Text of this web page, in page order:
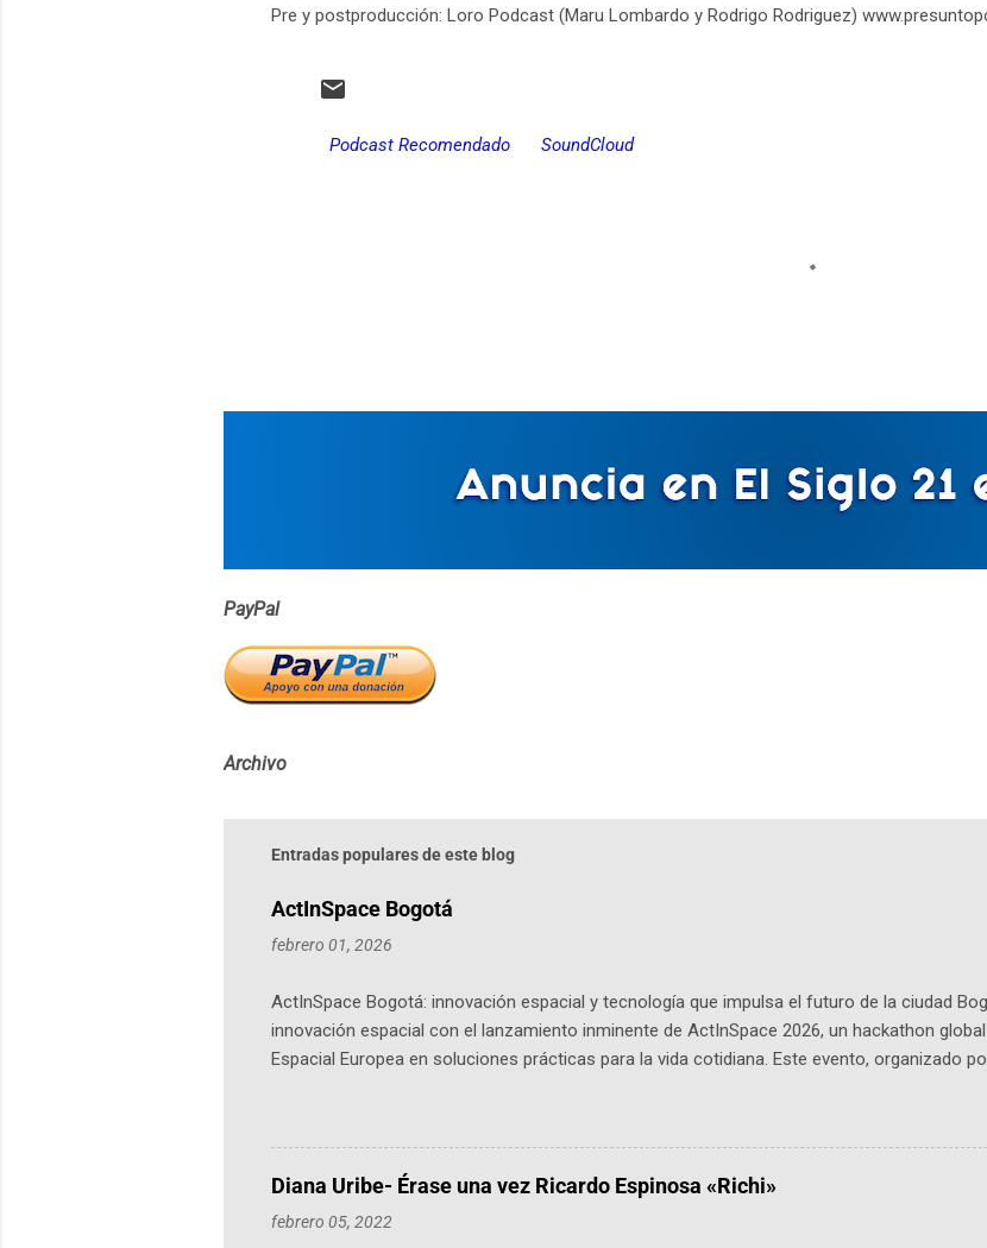
Pre y postproducción: Loro Podcast (Maru Lombardo y Rodrigo Rodriguez)
Podcast Recomendado SoundCloud
a
PayPal
Archivo
Entradas populares de este blog
ActInSpace Bogotá
febrero 01, 2026
ActInSpace Bogotá: innovación espacial y tecnología que impulsa el futuro de la ciudad
innovación espacial con el lanzamiento inminente de ActInSpace 2026, un hackathon
Espacial Europea en soluciones prácticas para la vida cotidiana. Este evento, organizado
emprendedores y estudiantes. Qué es ActInSpace y por qué importa en Bogotá
más de 60 ciudades, donde participantes tienen 24 horas para idear startups basadas en
datos orbitales. En Bogotá, arranca con un evento gratuito el 30 de enero a las 10:00 a. m.
Diana Uribe- Érase una vez Ricardo Espinosa «Richi»
febrero 05, 2022